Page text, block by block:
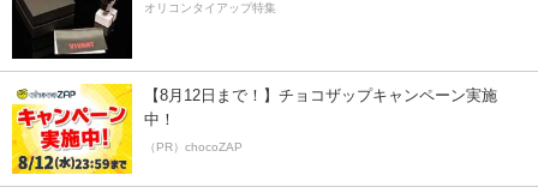
オリコンタイアップ特集
【8月12日まで！】チョコザップキャンペーン実施
中！
（PR）chocoZAP